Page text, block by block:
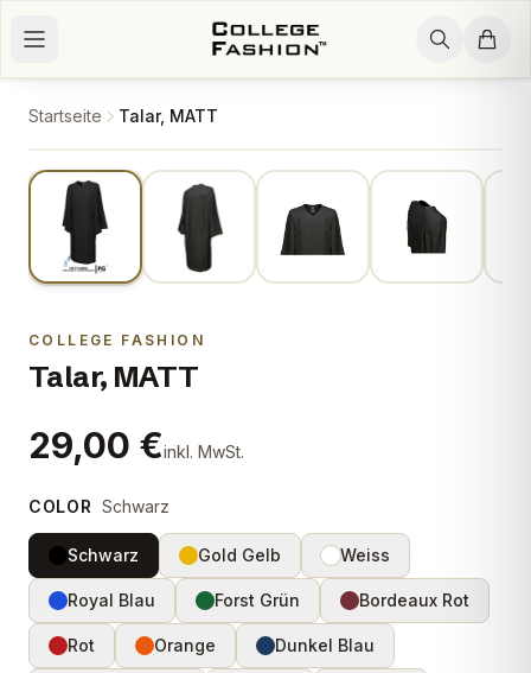
Startseite Talar, MATT
COLLEGE FASHION
Talar, MATT
29,00 €inkl. MwSt.
COLOR Schwarz
Schwarz Gold Gelb Weiss
Royal Blau Forst Grün Bordeaux Rot
Rot Orange Dunkel Blau